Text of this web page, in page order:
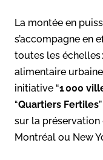
La montée en
s’accompagne en
toutes les échelles :
alimentaire
initiative “1 000
“Quartiers Fertiles
sur la préservation
Montréal ou New